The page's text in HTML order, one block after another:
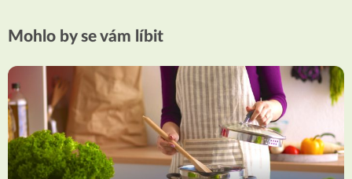
Mohlo by se vám líbit